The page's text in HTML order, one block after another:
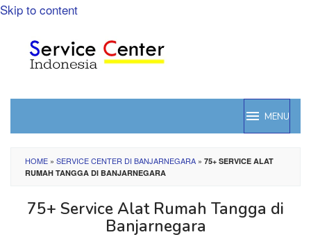
Skip to content
MENU
HOME » SERVICE CENTER DI BANJARNEGARA » 75+ SERVICE ALAT
RUMAH TANGGA DI BANJARNEGARA
75+ Service Alat Rumah Tangga di
Banjarnegara